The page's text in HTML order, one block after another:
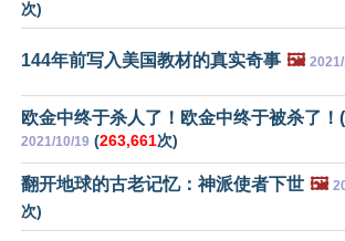
次)
144年前写入美国教材的真实奇事 🖼️
欧金中终于杀人了！欧金中终于被杀了！
2021/10/19 (263,661次)
翻开地球的古老记忆：神派使者下世 🖼️
次)